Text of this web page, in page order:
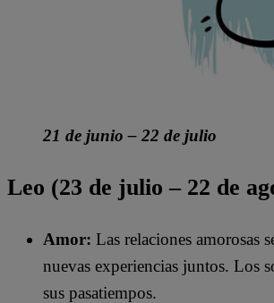
21 de junio – 22 de julio
Leo (23 de julio – 22 de
Amor: Las relaciones amorosas
nuevas experiencias juntos. Los
sus pasatiempos.